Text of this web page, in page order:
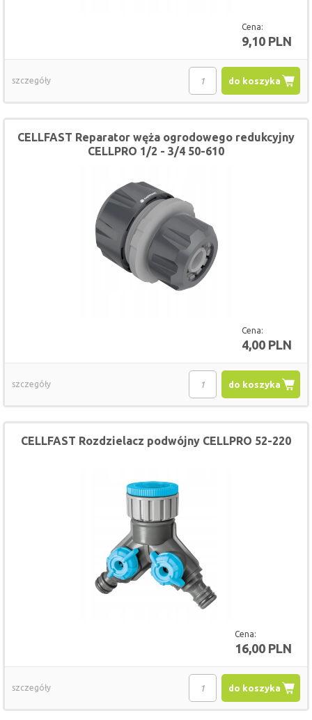
Cena:
9,10 PLN
do koszyka
szczegóły
Cena:
4,00 PLN
CELLFAST Reparator węża ogrodowego redukcyjny
CELLPRO 1/2 - 3/4 50-610
do koszyka
szczegóły
Cena:
16,00 PLN
CELLFAST Rozdzielacz podwójny CELLPRO 52-220
do koszyka
szczegóły